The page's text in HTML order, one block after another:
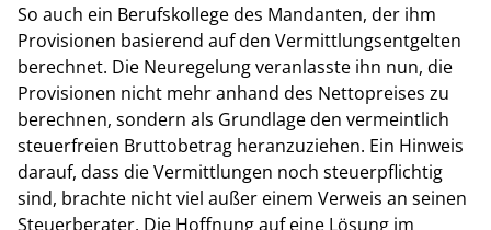
So auch ein Berufskollege des Mandanten, der ihm
Provisionen basierend auf den Vermittlungsentgelten
berechnet. Die Neuregelung veranlasste ihn nun, die
Provisionen nicht mehr anhand des Nettopreises zu
berechnen, sondern als Grundlage den vermeintlich
steuerfreien Bruttobetrag heranzuziehen. Ein Hinweis
darauf, dass die Vermittlungen noch steuerpflichtig
sind, brachte nicht viel außer einem Verweis an seinen
Steuerberater. Die Hoffnung auf eine Lösung im